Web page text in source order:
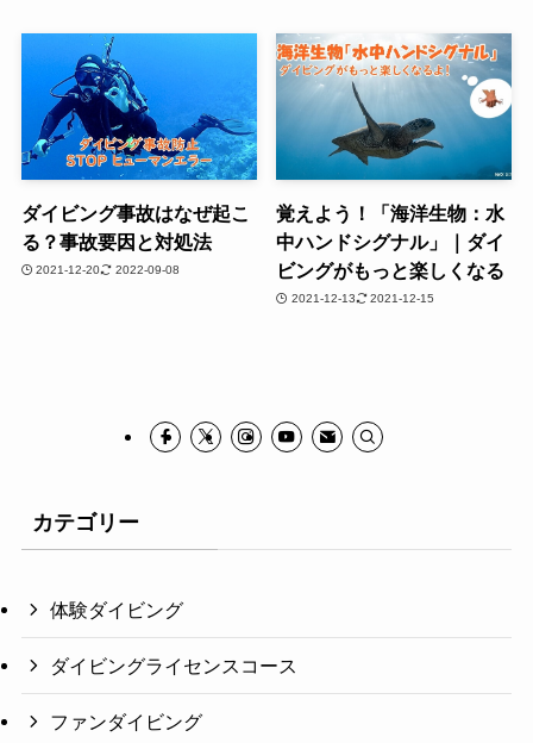
ダイビング事故はなぜ起こ
る？事故要因と対処法
2021-12-20 2022-09-08
覚えよう！「海洋生物：水
中ハンドシグナル」｜ダイ
ビングがもっと楽しくなる
2021-12-13 2021-12-15
カテゴリー
体験ダイビング
ダイビングライセンスコース
ファンダイビング